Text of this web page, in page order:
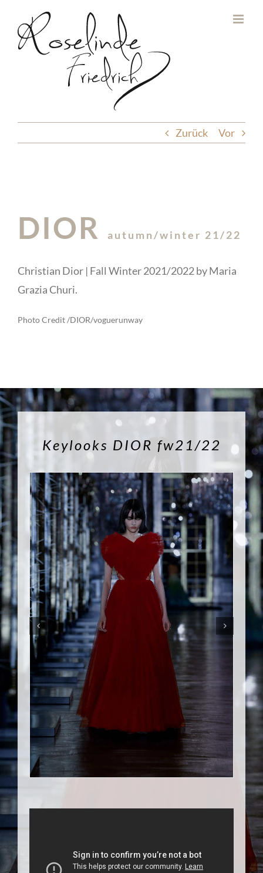
Inhalt
springen
Zurück Vor
DIOR autumn/winter 21/22
Christian Dior | Fall Winter 2021/2022 by Maria
Grazia Churi.
Photo Credit /DIOR/voguerunway
Keylooks DIOR fw21/22